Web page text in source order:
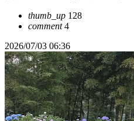
thumb_up 128
comment4
2026/07/03 06:36